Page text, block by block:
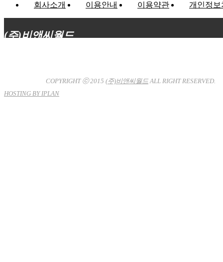
회사소개 이용안내 이용약관 개인정보
(주)비앤씨월드
COPYRIGHT ⓒ 2015 (주)비앤씨월드ALL RIGHT RESERVED.
HOSTING BY IPLAN